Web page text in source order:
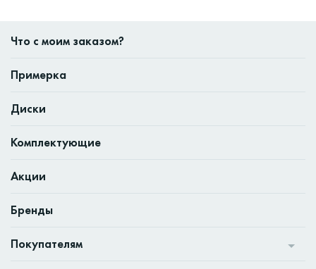
Что с моим заказом?
Примерка
Диски
Комплектующие
Акции
Бренды
Покупателям